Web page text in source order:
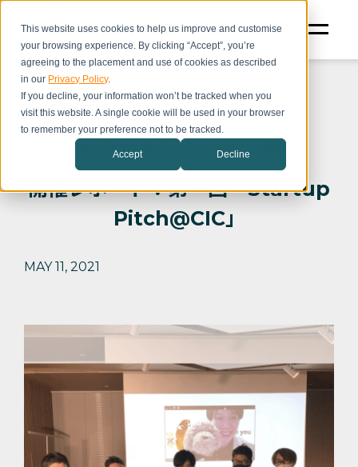
This website uses cookies to help us improve and customise
your browsing experience. By clicking “Accept”, you’re
agreeing to the placement and use of cookies as described
in our Privacy Policy.
If you decline, your information won’t be tracked when you
visit this website. A single cookie will be used in your browser
to remember your preference not to be tracked.
Accept Decline
CICからのお知らせ イベント情報
開催レポート：第一回「Startup
Pitch@CIC」
MAY 11, 2021